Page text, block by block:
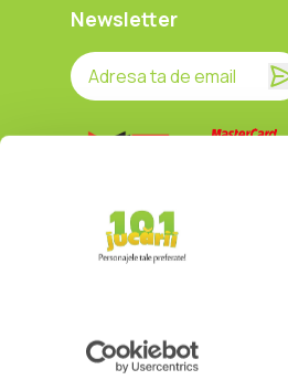
Newsletter